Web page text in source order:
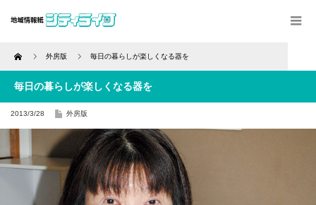
Home 外房版 毎日の暮らしが楽しくなる器を
毎日の暮らしが楽しくなる器を
2013/3/28 外房版